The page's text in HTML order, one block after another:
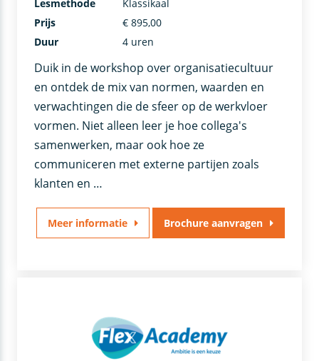
Duik in de workshop over organisatiecultuur
en ontdek de mix van normen, waarden en
verwachtingen die de sfeer op de werkvloer
vormen. Niet alleen leer je hoe collega's
samenwerken, maar ook hoe ze
communiceren met externe partijen zoals
klanten en …
Lesmethode
Klassikaal
Prijs
€ 895,00
Duur
4 uren
Meer informatie Brochure aanvragen